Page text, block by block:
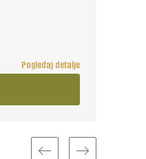
Pogledaj detalje